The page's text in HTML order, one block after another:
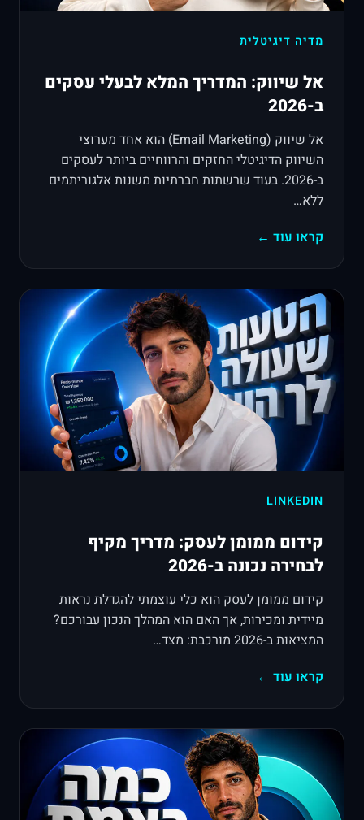
מדיה דיגיטלית
אל שיווק: המדריך המלא לבעלי עסקים
ב-2026
אל שיווק (Email Marketing) הוא אחד מערוצי
השיווק הדיגיטלי החזקים והרווחיים ביותר לעסקים
ב-2026. בעוד שרשתות חברתיות משנות אלגוריתמים
ללא…
קראו עוד ←
LINKEDIN
קידום ממומן לעסק: מדריך מקיף
לבחירה נכונה ב-2026
קידום ממומן לעסק הוא כלי עוצמתי להגדלת נראות
מיידית ומכירות, אך האם הוא המהלך הנכון עבורכם?
המציאות ב-2026 מורכבת: מצד…
קראו עוד ←